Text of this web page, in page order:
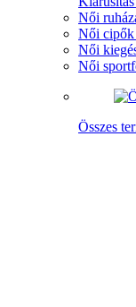
Női
Női cipők
Női
Női
Összes